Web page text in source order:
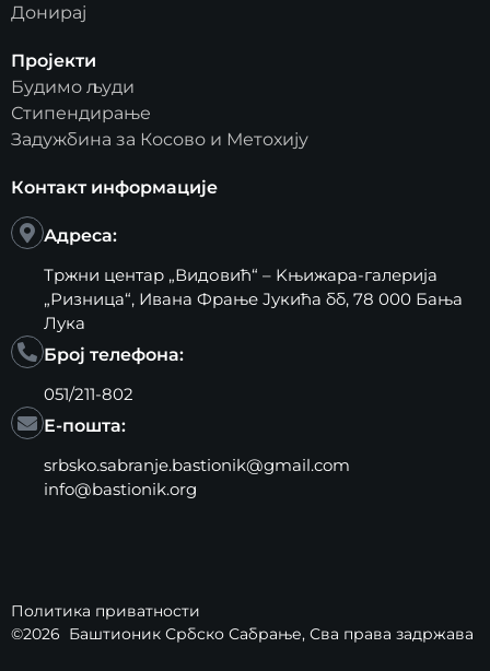
Донирај
Пројекти
Будимо људи
Стипендирање
Задужбина за Косово и Метохију
Контакт информације
Адреса:
Тржни центар „Видовић“ – Kњижара-галерија
„Ризница“, Ивана Фрање Јукића бб, 78 000 Бања
Лука
Број телефона:
051/211-802
Е-пошта:
srbsko.sabranje.bastionik@gmail.com
info@bastionik.org
Политика приватности
©2026 Баштионик Србско Сабрање, Сва права задржава